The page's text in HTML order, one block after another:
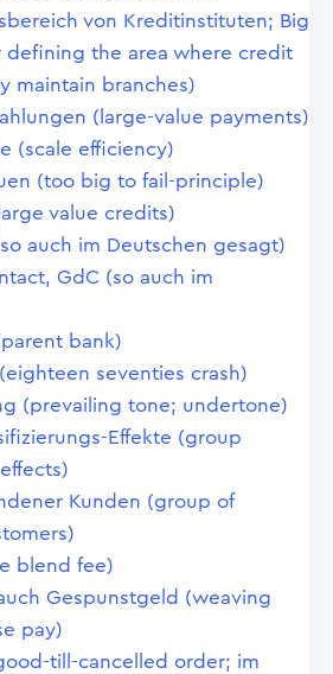
von Kreditinstituten; Big
defining the area where credit
maintain branches)
(large-value payments)
(scale efficiency)
(too big to fail-principle)
value credits)
auch im Deutschen gesagt)
GdC (so auch im
bank)
seventies crash)
(prevailing tone; undertone)
Effekte (group
Kunden (group of
blend fee)
Gespunstgeld (weaving
pay)
till-cancelled order; im